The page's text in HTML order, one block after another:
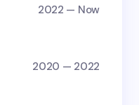
2022 — Now
2020 — 2022